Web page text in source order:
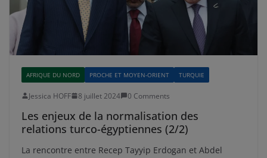
AFRIQUE DU NORD PROCHE ET MOYEN-ORIENT TURQUIE
Jessica HOFF 8 juillet 2024 0 Comments
Les enjeux de la normalisation des
relations turco-égyptiennes (2/2)
La rencontre entre Recep Tayyip Erdogan et Abdel